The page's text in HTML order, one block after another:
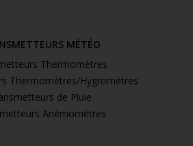
MÉTÉO
Thermomètres
Thermomètres/Hygromètres
de Pluie
Anémomètres